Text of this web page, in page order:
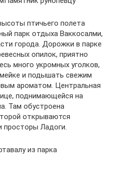
птичьего полета
парк отдыха Ваккосалми,
города. Дорожки в парке
опилок, приятно
много укромных уголков,
и подышать свежим
ароматом. Центральная
поднимающейся на
Там обустроена
открываются
просторы Ладоги.
из парка